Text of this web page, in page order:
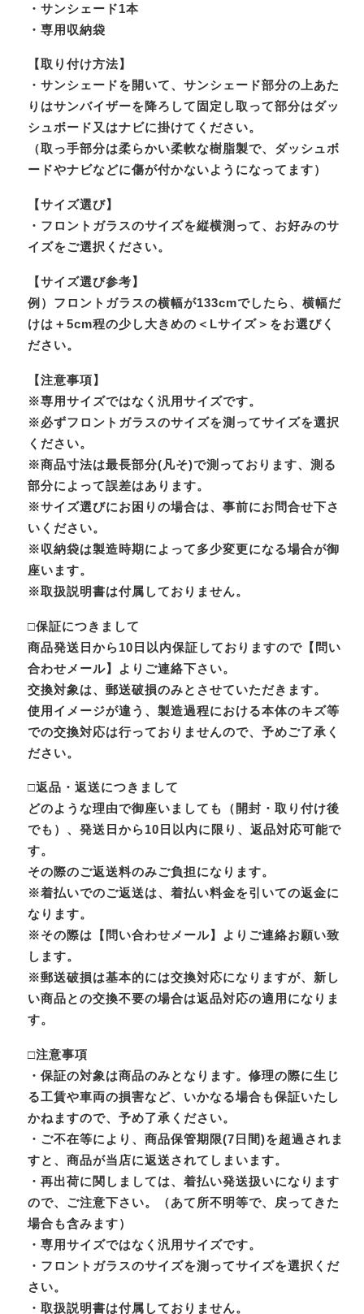
・サンシェード1本
・専用収納袋
【取り付け方法】
・サンシェードを開いて、サンシェード部分の上あた
りはサンバイザーを降ろして固定し取って部分はダッ
シュボード又はナビに掛けてください。
（取っ手部分は柔らかい柔軟な樹脂製で、ダッシュボ
ードやナビなどに傷が付かないようになってます）
【サイズ選び】
・フロントガラスのサイズを縦横測って、お好みのサ
イズをご選択ください。
【サイズ選び参考】
例）フロントガラスの横幅が133cmでしたら、横幅だ
けは＋5cm程の少し大きめの＜Lサイズ＞をお選びく
ださい。
【注意事項】
※専用サイズではなく汎用サイズです。
※必ずフロントガラスのサイズを測ってサイズを選択
ください。
※商品寸法は最長部分(凡そ)で測っております、測る
部分によって誤差はあります。
※サイズ選びにお困りの場合は、事前にお問合せ下さ
いください。
※収納袋は製造時期によって多少変更になる場合が御
座います。
※取扱説明書は付属しておりません。
□保証につきまして
商品発送日から10日以内保証しておりますので【問い
合わせメール】よりご連絡下さい。
交換対象は、郵送破損のみとさせていただきます。
使用イメージが違う、製造過程における本体のキズ等
での交換対応は行っておりませんので、予めご了承く
ださい。
□返品・返送につきまして
どのような理由で御座いましても（開封・取り付け後
でも）、発送日から10日以内に限り、返品対応可能で
す。
その際のご返送料のみご負担になります。
※着払いでのご返送は、着払い料金を引いての返金に
なります。
※その際は【問い合わせメール】よりご連絡お願い致
します。
※郵送破損は基本的には交換対応になりますが、新し
い商品との交換不要の場合は返品対応の適用になりま
す。
□注意事項
・保証の対象は商品のみとなります。修理の際に生じ
る工賃や車両の損害など、いかなる場合も保証いたし
かねますので、予め了承ください。
・ご不在等により、商品保管期限(7日間)を超過されま
すと、商品が当店に返送されてしまいます。
・再出荷に関しましては、着払い発送扱いになります
ので、ご注意下さい。（あて所不明等で、戻ってきた
場合も含みます）
・専用サイズではなく汎用サイズです。
・フロントガラスのサイズを測ってサイズを選択くだ
さい。
・取扱説明書は付属しておりません。